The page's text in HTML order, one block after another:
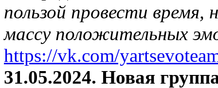
пользой провести время,
массу положительных
https://vk.com/
31.05.2024. Новая